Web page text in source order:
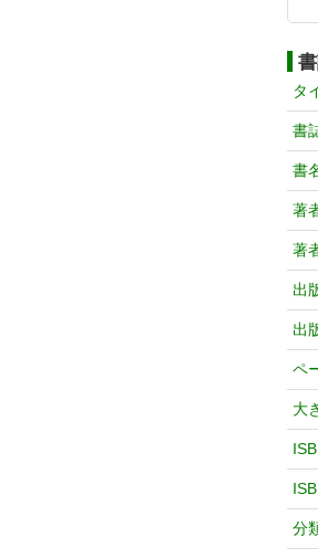
タ
書
書
著
著
出
出
ペ
大
分